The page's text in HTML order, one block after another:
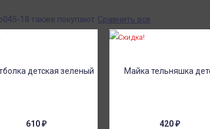
18 также покупают Сравнить все
610₽ 420₽
Скидка!